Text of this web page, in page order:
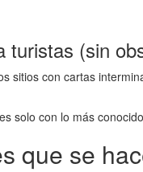
turistas (sin
sitios con cartas
solo con lo más
que se